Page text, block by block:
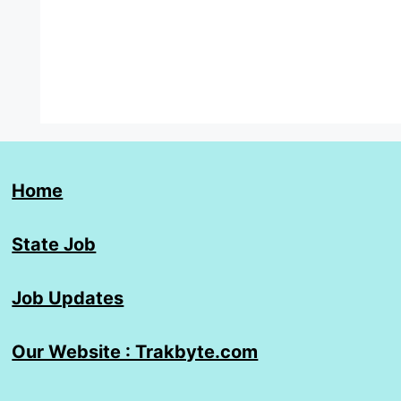
Home
State Job
Job Updates
Our Website : Trakbyte.com